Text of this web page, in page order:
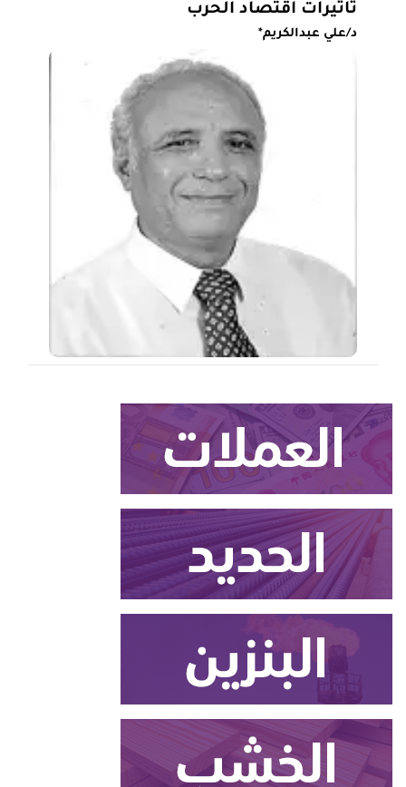
تأثيرات اقتصاد الحرب
د/علي عبدالكريم*